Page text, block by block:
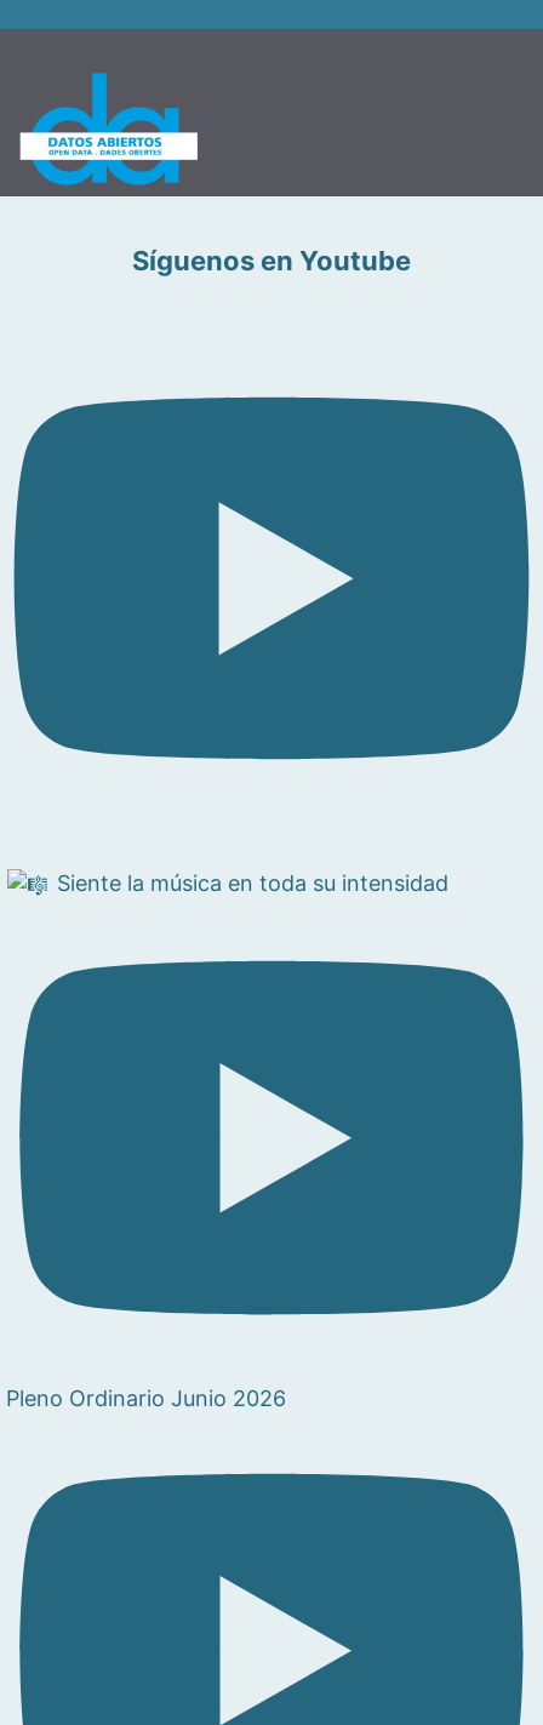
Síguenos en Youtube
Siente la música en toda su intensidad
Pleno Ordinario Junio 2026